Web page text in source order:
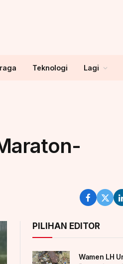
Teknologi Lagi
PILIHAN EDITOR
Wamen LH